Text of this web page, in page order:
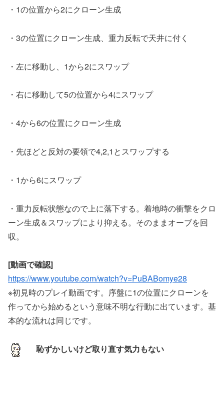
・1の位置から2にクローン生成
・3の位置にクローン生成、重力反転で天井に付く
・左に移動し、1から2にスワップ
・右に移動して5の位置から4にスワップ
・4から6の位置にクローン生成
・先ほどと反対の要領で4,2,1とスワップする
・1から6にスワップ
・重力反転状態なので上に落下する。着地時の衝撃をクロ
ーン生成＆スワップにより抑える。そのままオーブを回
収。
[動画で確認]
https://www.youtube.com/watch?v=PuBABomye28
※初見時のプレイ動画です。序盤に1の位置にクローンを
作ってから始めるという意味不明な行動に出ています。基
本的な流れは同じです。
恥ずかしいけど取り直す気力もない